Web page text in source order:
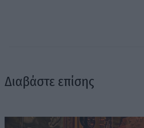
Διαβάστε επίσης